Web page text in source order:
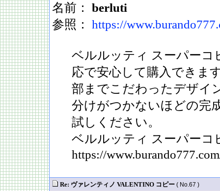
名前： berluti
参照： https://
ベルルッティ スーパーコ
応で安心して購入できま
部までこだわったデザイ
分けがつかないほどの完
試しください。
ベルルッティ スーパーコ
https://
Re: ヴァレンティノ VALENTINO コピー ( No.67 )